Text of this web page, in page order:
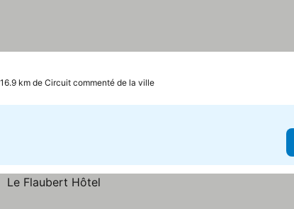
km de Circuit commenté de la ville